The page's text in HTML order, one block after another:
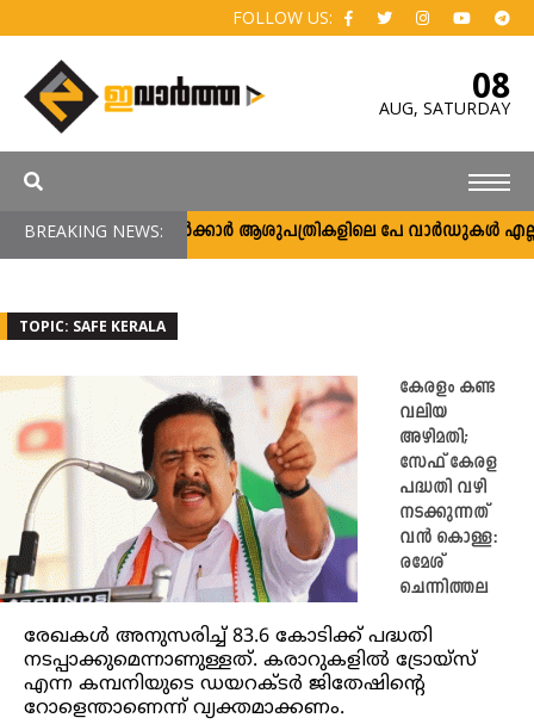
FOLLOW US:
08
AUG, SATURDAY
BREAKING NEWS:സർക്കാർ ആശുപത്രികളിലെ പേ വാർഡുകൾ
TOPIC: SAFE KERALA
കേരളം കണ്ട
വലിയ
അഴിമതി;
സേഫ് കേരള
പദ്ധതി വഴി
നടക്കുന്നത്
വൻ കൊള്ള:
രമേശ്
ചെന്നിത്തല
രേഖകൾ അനുസരിച്ച് 83.6 കോടിക്ക് പദ്ധതി
നടപ്പാക്കുമെന്നാണുള്ളത്. കരാറുകളിൽ ട്രോയ്സ്
എന്ന കമ്പനിയുടെ ഡയറക്ടർ ജിതേഷിന്റെ
റോളെന്താണെന്ന് വ്യക്തമാക്കണം.